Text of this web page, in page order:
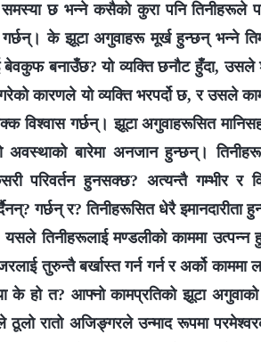
समस्या छ भन्‍ने कसैको कुरा पनि तिनीहरूले
गर्छन्। के झूटा अगुवाहरू मूर्ख हुन्छन् भन्‍ने
बेवकुफ बनाउँछ? यो व्यक्ति छनौट हुँदा,
गरेको कारणले यो व्यक्ति भरपर्दो छ, र उसले
विश्‍वास गर्छन्। झूटा अगुवाहरूसित
अवस्थाको बारेमा अनजान हुन्छन्।
परिवर्तन हुनसक्छ? अत्यन्तै गम्भीर र
गर्छन् र? तिनीहरूसित धेरै
यसले तिनीहरूलाई मण्डलीको काममा
तुरुन्तै बर्खास्त गर्न गर्न र अर्को
के हो त? आफ्नो कामप्रतिको झूटा
ठूलो रातो अजिङ्गरले उन्माद रूपमा